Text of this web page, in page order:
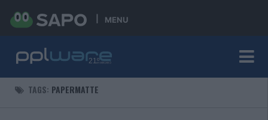
MENU
TAGS: PAPERMATTE